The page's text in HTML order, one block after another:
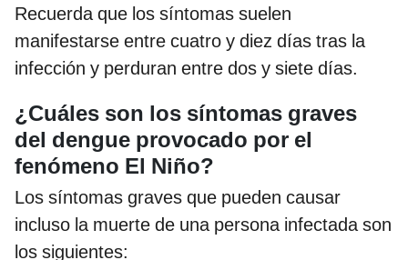
Recuerda que los síntomas suelen
manifestarse entre cuatro y diez días tras la
infección y perduran entre dos y siete días.
¿Cuáles son los síntomas graves
del dengue provocado por el
fenómeno El Niño?
Los síntomas graves que pueden causar
incluso la muerte de una persona infectada son
los siguientes: